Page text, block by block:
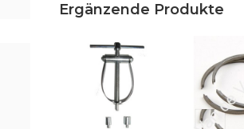
Ergänzende Produkte